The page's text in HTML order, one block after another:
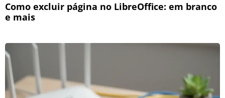
Como excluir página no LibreOffice: em branco
e mais